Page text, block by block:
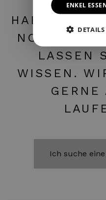
HABEN SIE
NOCH
LASSEN
WISSEN.
GERNE
Ich suche
ENKEL
DETAILS